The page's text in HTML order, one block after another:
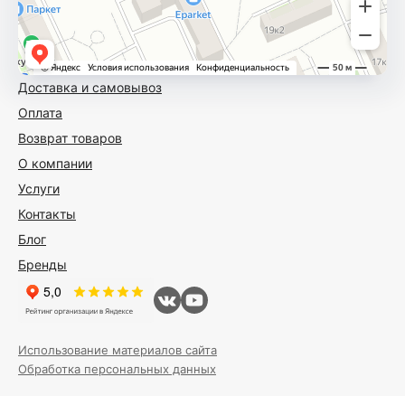
Доставка и самовывоз
Оплата
Возврат товаров
О компании
Услуги
Контакты
Блог
Бренды
Использование материалов сайта
Обработка персональных данных